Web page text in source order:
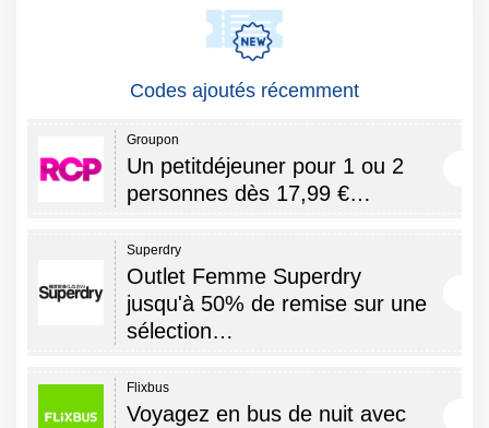
Codes ajoutés récemment
Groupon
Un petitdéjeuner pour 1 ou 2
personnes dès 17,99 €…
Superdry
Outlet Femme Superdry
jusqu'à 50% de remise sur une
sélection…
Flixbus
Voyagez en bus de nuit avec